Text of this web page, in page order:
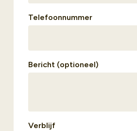
Telefoonnummer
Bericht (optioneel)
Verblijf